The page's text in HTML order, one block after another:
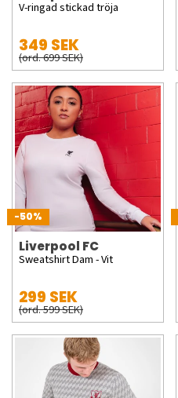
V-ringad stickad tröja
349 SEK
(ord. 699 SEK)
-50%
Liverpool FC
Sweatshirt Dam - Vit
299 SEK
(ord. 599 SEK)